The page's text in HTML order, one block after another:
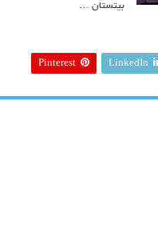
بیتستان …
LinkedIn
Pinterest